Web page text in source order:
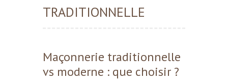
TRADITIONNELLE
Maçonnerie traditionnelle
vs moderne : que choisir ?